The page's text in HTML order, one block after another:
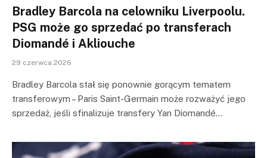
Bradley Barcola na celowniku Liverpoolu.
PSG może go sprzedać po transferach
Diomandé i Akliouche
29 czerwca 2026
Bradley Barcola stał się ponownie gorącym tematem
transferowym – Paris Saint-Germain może rozważyć jego
sprzedaż, jeśli sfinalizuje transfery Yan Diomandé…